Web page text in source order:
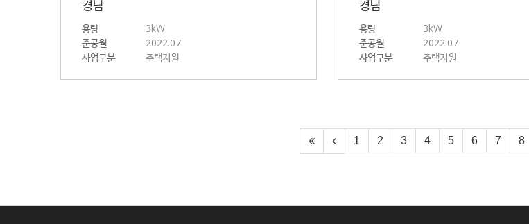
경남
용량
3kW
준공월
2022.07
사업구분
주택지원
경남
용량
3kW
준공월
2022.07
사업구분
주택지원
1 2 3 4 5 6 7 8